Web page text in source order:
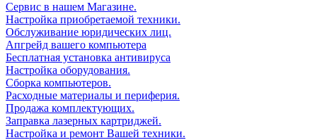
Сервис в нашем Магазине.
Настройка приобретаемой техники.
Обслуживание юридических лиц.
Апгрейд вашего компьютера
Бесплатная установка антивируса
Настройка оборудования.
Сборка компьютеров.
Расходные материалы и периферия.
Продажа комплектующих.
Заправка лазерных картриджей.
Настройка и ремонт Вашей техники.